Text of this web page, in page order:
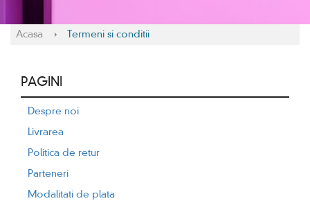
Acasa Termeni si conditii
PAGINI
Despre noi
Livrarea
Politica de retur
Parteneri
Modalitati de plata